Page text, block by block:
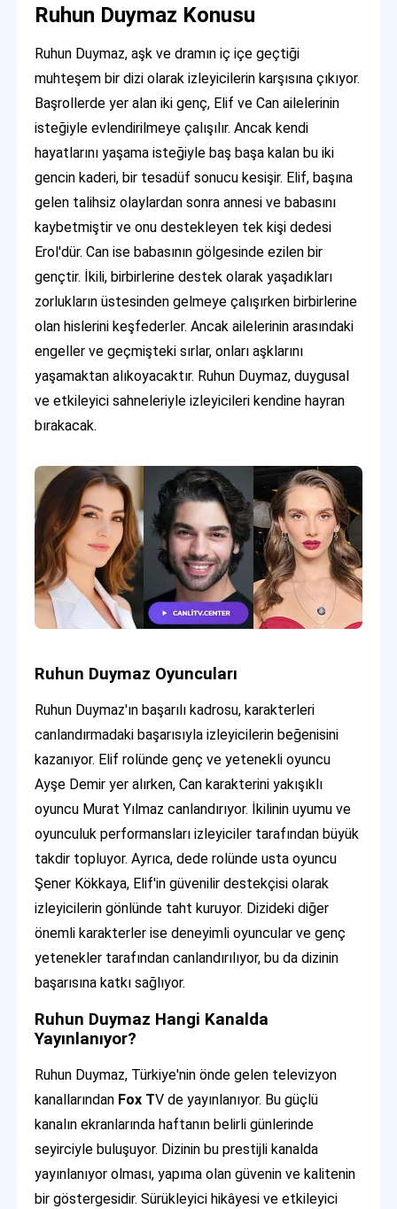
Ruhun Duymaz Konusu
Ruhun Duymaz, aşk ve dramın iç içe geçtiği
muhteşem bir dizi olarak izleyicilerin karşısına çıkıyor.
Başrollerde yer alan iki genç, Elif ve Can ailelerinin
isteğiyle evlendirilmeye çalışılır. Ancak kendi
hayatlarını yaşama isteğiyle baş başa kalan bu iki
gencin kaderi, bir tesadüf sonucu kesişir. Elif, başına
gelen talihsiz olaylardan sonra annesi ve babasını
kaybetmiştir ve onu destekleyen tek kişi dedesi
Erol'dür. Can ise babasının gölgesinde ezilen bir
gençtir. İkili, birbirlerine destek olarak yaşadıkları
zorlukların üstesinden gelmeye çalışırken birbirlerine
olan hislerini keşfederler. Ancak ailelerinin arasındaki
engeller ve geçmişteki sırlar, onları aşklarını
yaşamaktan alıkoyacaktır. Ruhun Duymaz, duygusal
ve etkileyici sahneleriyle izleyicileri kendine hayran
bırakacak.
Ruhun Duymaz Oyuncuları
Ruhun Duymaz'ın başarılı kadrosu, karakterleri
canlandırmadaki başarısıyla izleyicilerin beğenisini
kazanıyor. Elif rolünde genç ve yetenekli oyuncu
Ayşe Demir yer alırken, Can karakterini yakışıklı
oyuncu Murat Yılmaz canlandırıyor. İkilinin uyumu ve
oyunculuk performansları izleyiciler tarafından büyük
takdir topluyor. Ayrıca, dede rolünde usta oyuncu
Şener Kökkaya, Elif'in güvenilir destekçisi olarak
izleyicilerin gönlünde taht kuruyor. Dizideki diğer
önemli karakterler ise deneyimli oyuncular ve genç
yetenekler tarafından canlandırılıyor, bu da dizinin
başarısına katkı sağlıyor.
Ruhun Duymaz Hangi Kanalda
Yayınlanıyor?
Ruhun Duymaz, Türkiye'nin önde gelen televizyon
kanallarından Fox TV de yayınlanıyor. Bu güçlü
kanalın ekranlarında haftanın belirli günlerinde
seyirciyle buluşuyor. Dizinin bu prestijli kanalda
yayınlanıyor olması, yapıma olan güvenin ve kalitenin
bir göstergesidir. Sürükleyici hikâyesi ve etkileyici